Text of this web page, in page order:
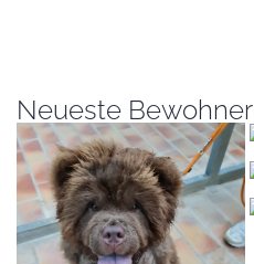
Neueste Bewohner